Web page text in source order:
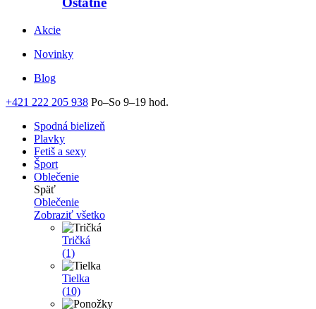
Akcie
Novinky
Blog
+421 222 205 938 Po–So 9–19 hod.
Spodná bielizeň
Plavky
Fetiš a sexy
Šport
Oblečenie
Späť
Oblečenie
Zobraziť všetko
Tričká
(1)
Tielka
(10)